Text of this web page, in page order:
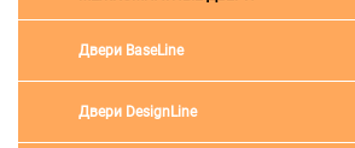
Двери BaseLine
Двери DesignLine